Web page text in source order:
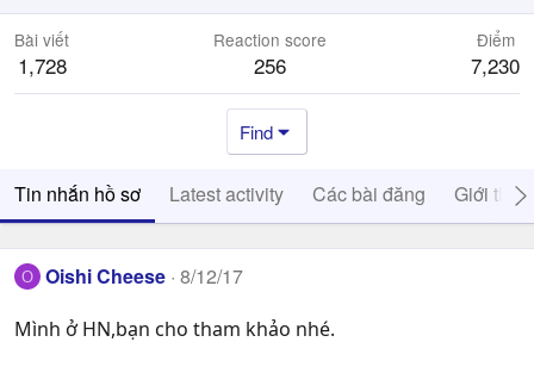
Bài viết
1,728
Reaction score
256
Điểm
7,230
Find
Tin nhắn hồ sơ Latest activity Các bài đăng Giới thiệu
O Oishi Cheese 8/12/17
Mình ở HN,bạn cho tham khảo nhé.